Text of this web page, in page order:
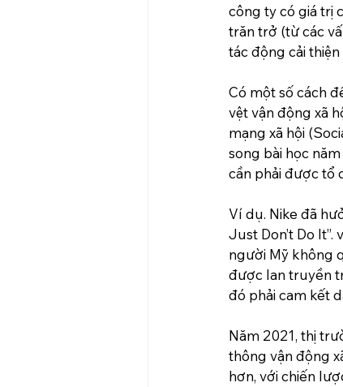
công ty có giá trị
trăn trở (từ các
tác động cải thiện
Có một số cách
vệt vận động xã
mạng xã hội
song bài học
cần phải được tổ
Ví dụ. Nike đã
Just Don’t Do
người Mỹ không
được lan truyền
đó phải cam kết
Năm 2021, thị
thông vận động
hơn, với chiến